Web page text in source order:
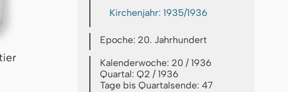
Kirchenjahr: 1935/1936
Epoche: 20. Jahrhundert
Kalenderwoche: 20 / 1936
Quartal: Q2 / 1936
Tage bis Quartalsende: 47